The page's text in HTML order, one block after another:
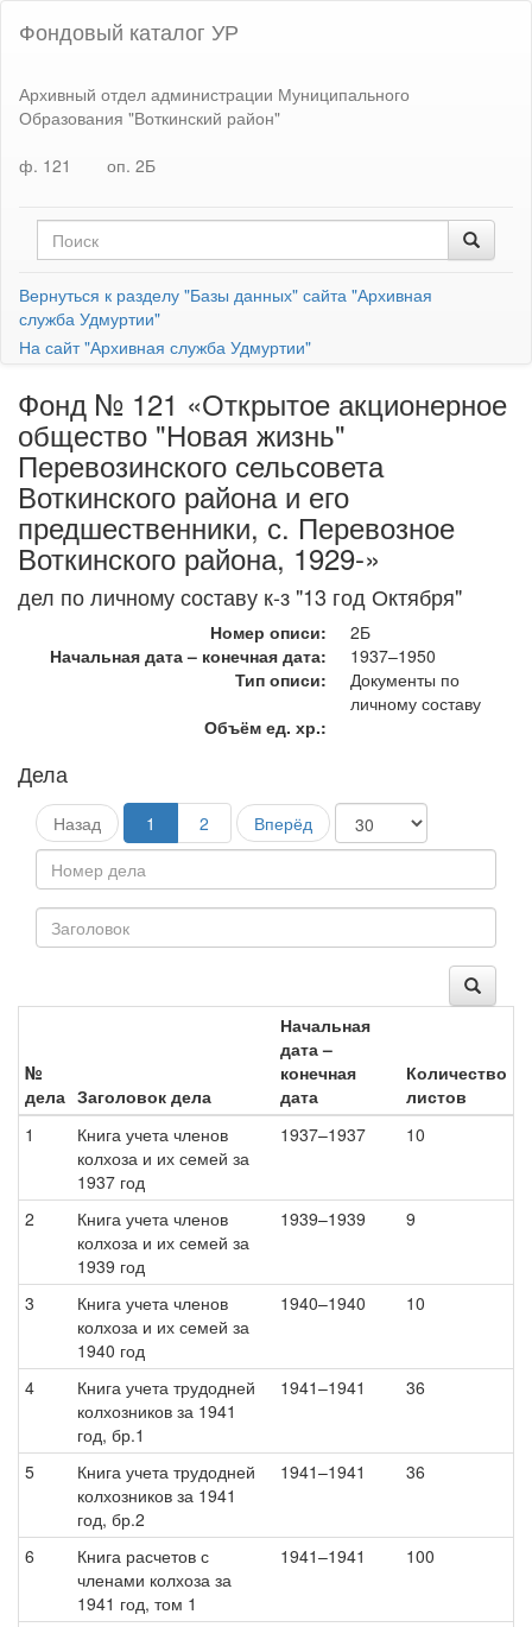
Фондовый каталог УР
Архивный отдел администрации Муниципального
Образования "Воткинский район"
ф. 121
оп. 2Б
Вернуться к разделу "Базы данных" сайта "Архивная
служба Удмуртии"
На сайт "Архивная служба Удмуртии"
Фонд № 121 «Открытое акционерное
общество "Новая жизнь"
Перевозинского сельсовета
Воткинского района и его
предшественники, с. Перевозное
Воткинского района, 1929-»
дел по личному составу к-з "13 год Октября"
Номер описи:
2Б
Начальная дата – конечная дата:
1937–1950
Тип описи:
Документы по
личному составу
Объём ед. хр.:
Дела
Назад 1 2 Вперёд
№
дела Заголовок дела
Начальная
дата –
конечная
дата
Количество
листов
1
Книга учета членов
колхоза и их семей за
1937 год
1937–1937 10
2
Книга учета членов
колхоза и их семей за
1939 год
1939–1939 9
3
Книга учета членов
колхоза и их семей за
1940 год
1940–1940 10
4
Книга учета трудодней
колхозников за 1941
год, бр.1
1941–1941 36
5
Книга учета трудодней
колхозников за 1941
год, бр.2
1941–1941 36
6
Книга расчетов с
членами колхоза за
1941 год, том 1
1941–1941 100